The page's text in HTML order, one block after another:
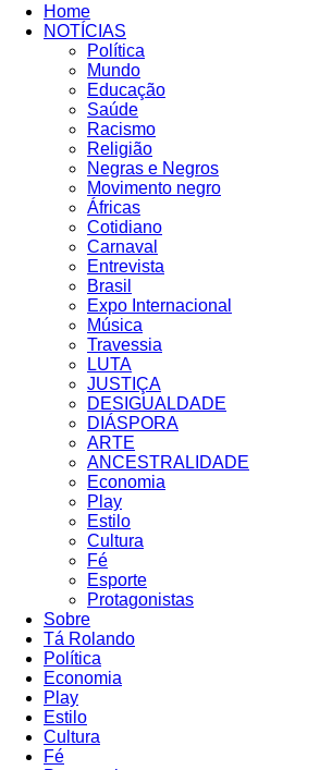
Home
NOTÍCIAS
Política
Mundo
Educação
Saúde
Racismo
Religião
Negras e Negros
Movimento negro
Áfricas
Cotidiano
Carnaval
Entrevista
Brasil
Expo Internacional
Música
Travessia
LUTA
JUSTIÇA
DESIGUALDADE
DIÁSPORA
ARTE
ANCESTRALIDADE
Economia
Play
Estilo
Cultura
Fé
Esporte
Protagonistas
Sobre
Tá Rolando
Política
Economia
Play
Estilo
Cultura
Fé